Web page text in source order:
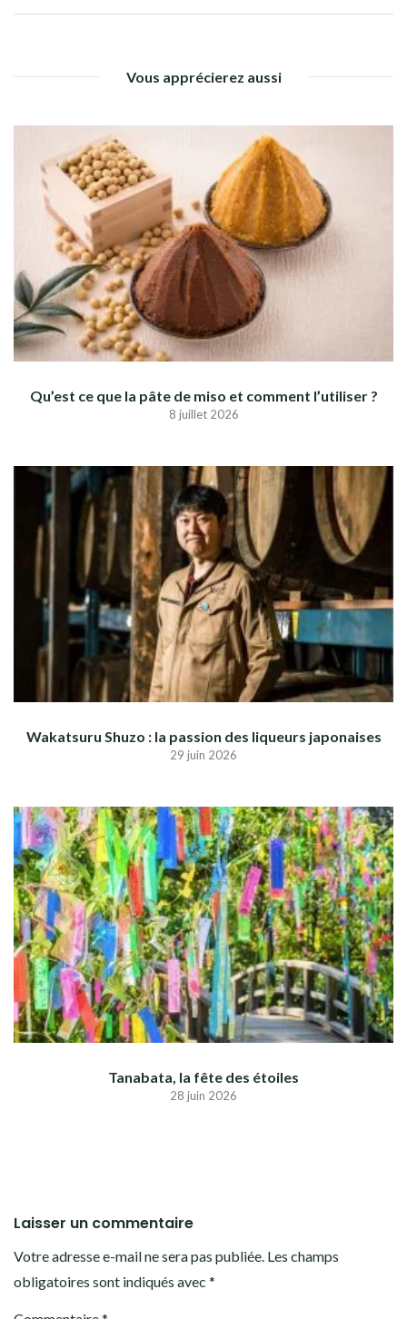
Vous apprécierez aussi
Qu’est ce que la pâte de miso et comment l’utiliser ?
8 juillet 2026
Wakatsuru Shuzo : la passion des liqueurs japonaises
29 juin 2026
Tanabata, la fête des étoiles
28 juin 2026
Laisser un commentaire
Votre adresse e-mail ne sera pas publiée. Les champs
obligatoires sont indiqués avec *